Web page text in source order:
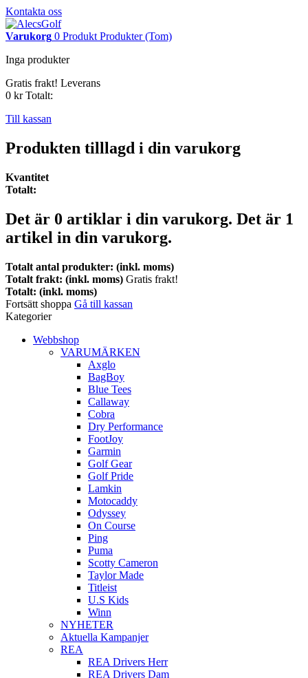
Kontakta oss
Varukorg 0 Produkt Produkter (Tom)
Inga produkter
Gratis frakt! Leverans
0 kr Totalt:
Till kassan
Produkten tilllagd i din varukorg
Kvantitet
Totalt:
Det är 0 artiklar i din varukorg. Det är 1
artikel in din varukorg.
Totalt antal produkter: (inkl. moms)
Totalt frakt: (inkl. moms) Gratis frakt!
Totalt: (inkl. moms)
Fortsätt shoppa Gå till kassan
Kategorier
Webbshop
VARUMÄRKEN
Axglo
BagBoy
Blue Tees
Callaway
Cobra
Dry Performance
FootJoy
Garmin
Golf Gear
Golf Pride
Lamkin
Motocaddy
Odyssey
On Course
Ping
Puma
Scotty Cameron
Taylor Made
Titleist
U.S Kids
Winn
NYHETER
Aktuella Kampanjer
REA
REA Drivers Herr
REA Drivers Dam